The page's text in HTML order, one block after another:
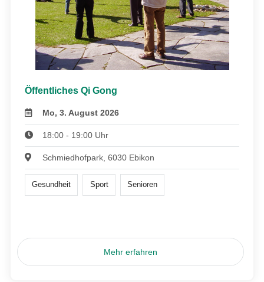
Öffentliches Qi Gong
Mo, 3. August 2026
18:00 - 19:00 Uhr
Schmiedhofpark, 6030 Ebikon
Gesundheit Sport Senioren
Mehr erfahren